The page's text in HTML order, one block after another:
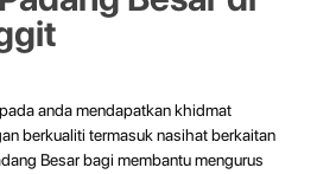
anda mendapatkan khidmat
berkualiti termasuk nasihat berkaitan
Besar bagi membantu mengurus